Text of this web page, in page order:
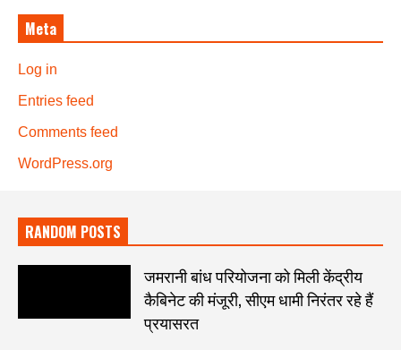
Meta
Log in
Entries feed
Comments feed
WordPress.org
RANDOM POSTS
जमरानी बांध परियोजना को मिली केंद्रीय
कैबिनेट की मंजूरी, सीएम धामी निरंतर रहे हैं
प्रयासरत